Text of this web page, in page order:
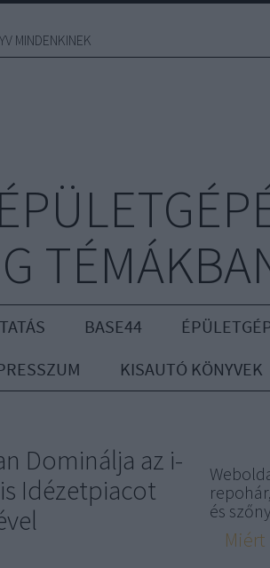
MINDENKINEK
BASE44
KISAUTÓ KÖNYVEK
Dominálja az i-
Idézetpiacot
és
Miért